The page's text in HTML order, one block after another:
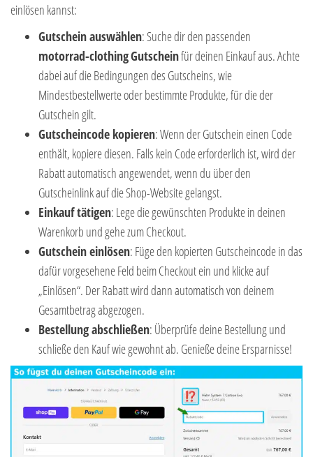
einlösen kannst:
Gutschein auswählen: Suche dir den passenden
motorrad-clothingGutscheinfür deinen Einkauf aus. Achte
dabei auf die Bedingungen des Gutscheins, wie
Mindestbestellwerte oder bestimmte Produkte, für die der
Gutschein gilt.
Gutscheincode kopieren: Wenn der Gutschein einen Code
enthält, kopiere diesen. Falls kein Code erforderlich ist, wird der
Rabatt automatisch angewendet, wenn du über den
Gutscheinlink auf die Shop-Website gelangst.
Einkauf tätigen: Lege die gewünschten Produkte in deinen
Warenkorb und gehe zum Checkout.
Gutschein einlösen: Füge den kopierten Gutscheincode in das
dafür vorgesehene Feld beim Checkout ein und klicke auf
„Einlösen“. Der Rabatt wird dann automatisch von deinem
Gesamtbetrag abgezogen.
Bestellung abschließen: Überprüfe deine Bestellung und
schließe den Kauf wie gewohnt ab. Genieße deine Ersparnisse!